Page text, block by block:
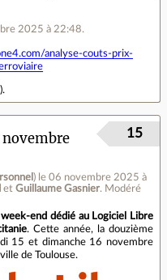
2025 à 22:48.
analyse-couts-prix-
).
novembre
) le 06 novembre 2025 à
et Guillaume Gasnier. Modéré
15
week-end dédié au Logiciel Libre
. Cette année, la douzième
15 et dimanche 16 novembre
de Toulouse.